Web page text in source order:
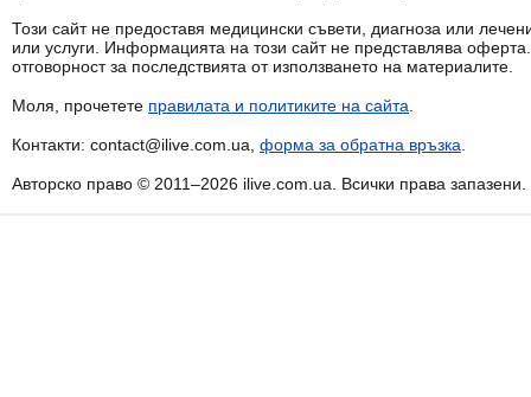
Този сайт не предоставя медицински съвети, диагноза или
или услуги. Информацията на този сайт не представлява
отговорност за последствията от използването на материалите.
Моля, прочетете правилата и политиките на сайта
Контакти: contact@ilive.com.ua, форма за обратна връзка
Авторско право © 2011–2026 ilive.com.ua. Всички права запазени.